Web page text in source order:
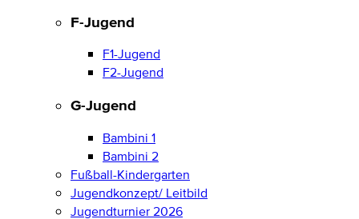
F-Jugend
F1-Jugend
F2-Jugend
G-Jugend
Bambini 1
Bambini 2
Fußball-Kindergarten
Jugendkonzept/ Leitbild
Jugendturnier 2026